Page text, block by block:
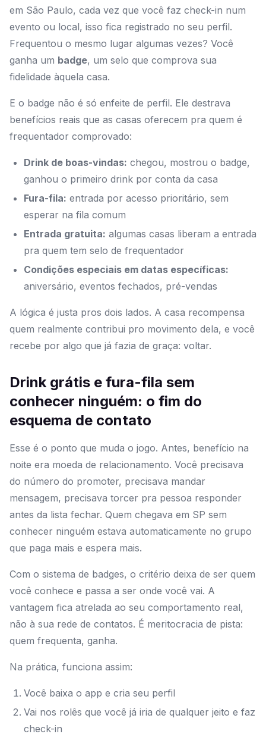
em São Paulo, cada vez que você faz check-in num
evento ou local, isso fica registrado no seu perfil.
Frequentou o mesmo lugar algumas vezes? Você
ganha um badge, um selo que comprova sua
fidelidade àquela casa.
E o badge não é só enfeite de perfil. Ele destrava
benefícios reais que as casas oferecem pra quem é
frequentador comprovado:
Drink de boas-vindas: chegou, mostrou o badge,
ganhou o primeiro drink por conta da casa
Fura-fila: entrada por acesso prioritário, sem
esperar na fila comum
Entrada gratuita: algumas casas liberam a entrada
pra quem tem selo de frequentador
Condições especiais em datas específicas:
aniversário, eventos fechados, pré-vendas
A lógica é justa pros dois lados. A casa recompensa
quem realmente contribui pro movimento dela, e você
recebe por algo que já fazia de graça: voltar.
Drink grátis e fura-fila sem
conhecer ninguém: o fim do
esquema de contato
Esse é o ponto que muda o jogo. Antes, benefício na
noite era moeda de relacionamento. Você precisava
do número do promoter, precisava mandar
mensagem, precisava torcer pra pessoa responder
antes da lista fechar. Quem chegava em SP sem
conhecer ninguém estava automaticamente no grupo
que paga mais e espera mais.
Com o sistema de badges, o critério deixa de ser quem
você conhece e passa a ser onde você vai. A
vantagem fica atrelada ao seu comportamento real,
não à sua rede de contatos. É meritocracia de pista:
quem frequenta, ganha.
Na prática, funciona assim:
Você baixa o app e cria seu perfil
Vai nos rolês que você já iria de qualquer jeito e faz
check-in